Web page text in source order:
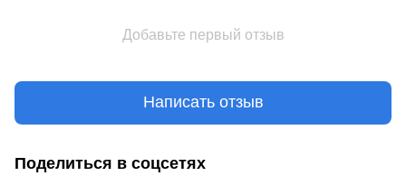
Добавьте первый отзыв
Написать отзыв
Поделиться в соцсетях